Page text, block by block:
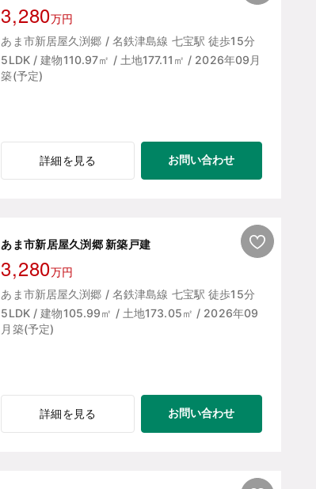
3,280万円
あま市新居屋久渕郷 / 名鉄津島線 七宝駅 徒歩15分
5LDK / 建物110.97㎡ / 土地177.11㎡ / 2026年09月
築(予定)
詳細を見る お問い合わせ
あま市新居屋久渕郷 新築戸建
3,280万円
あま市新居屋久渕郷 / 名鉄津島線 七宝駅 徒歩15分
5LDK / 建物105.99㎡ / 土地173.05㎡ / 2026年09
月築(予定)
詳細を見る お問い合わせ